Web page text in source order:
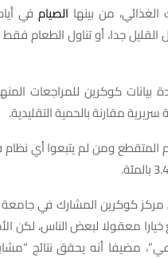
من بينها الصيام في
القليل جدا، أو تناول الطعام
بيانات كوكرين للمراجعات
مقارنة بالحمية التقليدية.
ومن لم يتبعوا أي نظام
مركز كوكرين المشارك في
معقولا لبعض الناس، لكن
مضيفا أنه يحقق نتائج